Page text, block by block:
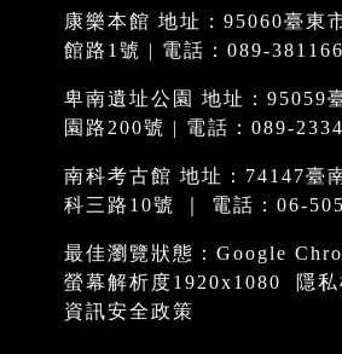
康樂本館 地址：95060臺東
館路1號 | 電話：089-381166
卑南遺址公園 地址：95059
園路200號 | 電話：089-
南科考古館 地址：74147臺
科三路10號 ｜ 電話：06-
最佳瀏覽狀態：Google
螢幕解析度1920x1080
隱
資訊安全政策